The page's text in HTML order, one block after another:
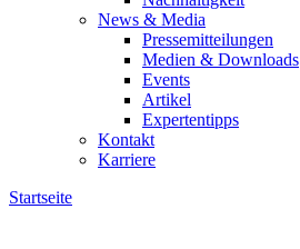
News & Media
Pressemitteilungen
Medien & Downloads
Events
Artikel
Expertentipps
Kontakt
Karriere
Startseite